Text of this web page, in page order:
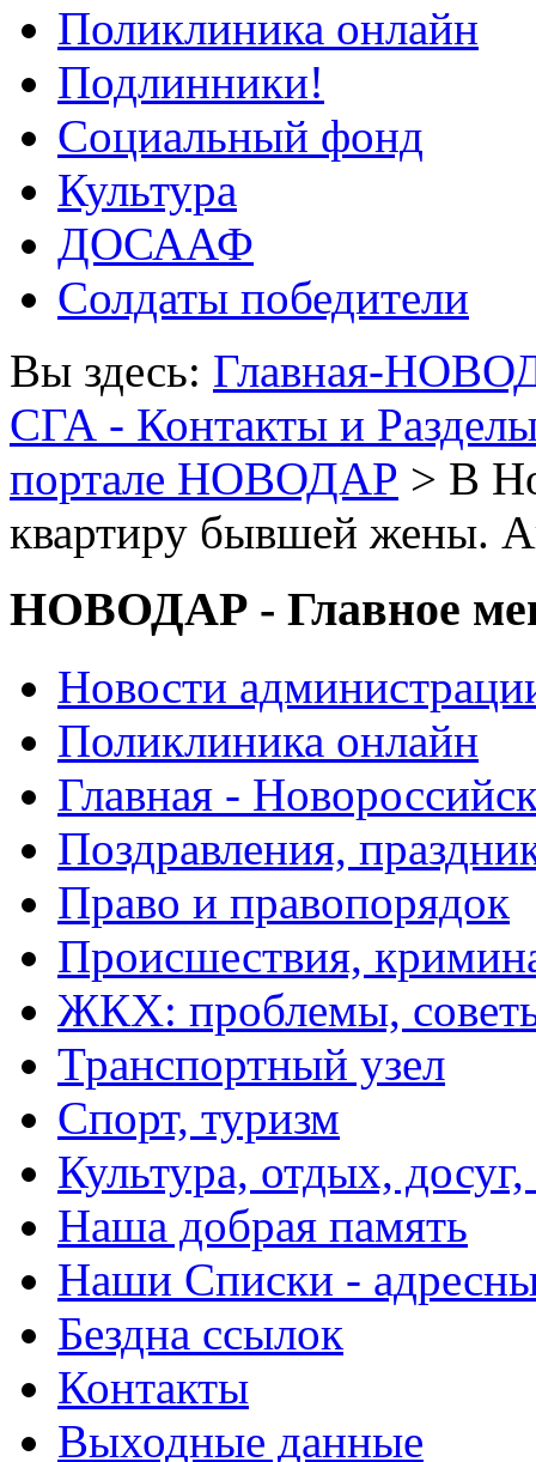
Поликлиника онлайн
Подлинники!
Социальный фонд
Культура
ДОСААФ
Солдаты победители
Вы здесь: Главная-
СГА - Контакты и
портале НОВОДАР > В
квартиру бывшей жены.
НОВОДАР - Главное
Новости
Поликлиника онлайн
Главная -
Поздравления,
Право и правопорядок
Происшествия,
ЖКХ: проблемы,
Транспортный узел
Спорт, туризм
Культура, отдых,
Наша добрая память
Наши Списки -
Бездна ссылок
Контакты
Выходные данные